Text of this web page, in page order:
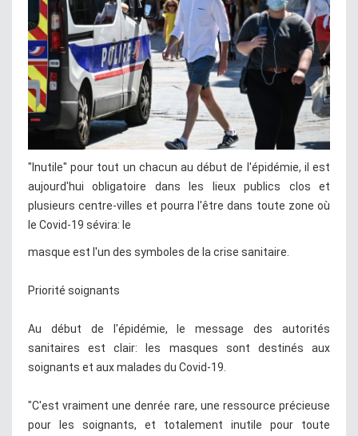
"Inutile" pour tout un chacun au début de l'épidémie, il est
aujourd'hui obligatoire dans les lieux publics clos et
plusieurs centre-villes et pourra l'être dans toute zone où
le Covid-19 sévira: le
masque est l'un des symboles de la crise sanitaire.
Priorité soignants
Au début de l'épidémie, le message des autorités
sanitaires est clair: les masques sont destinés aux
soignants et aux malades du Covid-19.
"C'est vraiment une denrée rare, une ressource précieuse
pour les soignants, et totalement inutile pour toute